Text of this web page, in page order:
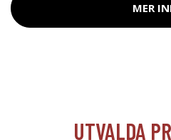
MER
UTVALDA